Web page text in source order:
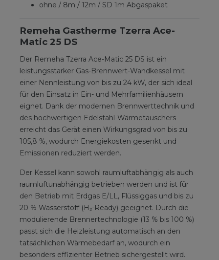
ohne / 8m / 12m / SD 1m Abgaspaket
Remeha Gastherme Tzerra Ace-
Matic 25 DS
Der Remeha Tzerra Ace-Matic 25 DS ist ein
leistungsstarker Gas-Brennwert-Wandkessel mit
einer Nennleistung von bis zu 24 kW, der sich ideal
für den Einsatz in Ein- und Mehrfamilienhäusern
eignet. Dank der modernen Brennwerttechnik und
des hochwertigen Edelstahl-Wärmetauschers
erreicht das Gerät einen Wirkungsgrad von bis zu
105,8 %, wodurch Energiekosten gesenkt und
Emissionen reduziert werden.
Der Kessel kann sowohl raumluftabhängig als auch
raumluftunabhängig betrieben werden und ist für
den Betrieb mit Erdgas E/LL, Flüssiggas und bis zu
20 % Wasserstoff (H₂-Ready) geeignet. Durch die
modulierende Brennertechnologie (13 % bis 100 %)
passt sich die Heizleistung automatisch an den
tatsächlichen Wärmebedarf an, wodurch ein
besonders effizienter Betrieb sichergestellt wird.